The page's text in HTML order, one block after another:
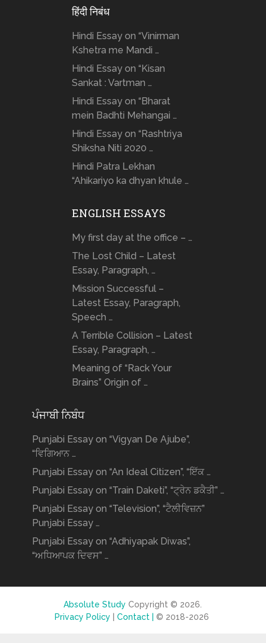
हिंदी निबंध
Hindi Essay on “Vinirman
Kshetra me Mandi …
Hindi Essay on “Kisan
Sankat : Vartman …
Hindi Essay on “Bharat
mein Badhti Mehangai …
Hindi Essay on “Rashtriya
Shiksha Niti 2020 …
Hindi Patra Lekhan
“Ahikariyo ka dhyan khule …
ENGLISH ESSAYS
My first day at the office – …
The Lost Child – Latest
Essay, Paragraph, …
Mission Successful –
Latest Essay, Paragraph,
Speech …
A Terrible Collision – Latest
Essay, Paragraph, …
Meaning of “Rack Your
Brains” Origin of …
ਪੰਜਾਬੀ ਨਿਬੰਧ
Punjabi Essay on “Vigyan De Ajube”,
“ਵਿਗਿਆਨ …
Punjabi Essay on “An Ideal Citizen”, “ਇੱਕ …
Punjabi Essay on “Train Daketi”, “ਟ੍ਰੇਨ ਡਕੈਤੀ” …
Punjabi Essay on “Television”, “ਟੈਲੀਵਿਜ਼ਨ”
Punjabi Essay …
Punjabi Essay on “Adhiyapak Diwas”,
“ਅਧਿਆਪਕ ਦਿਵਸ” …
Absolute Study Copyright © 2026.
Privacy Policy
Contact | © 2018-2026